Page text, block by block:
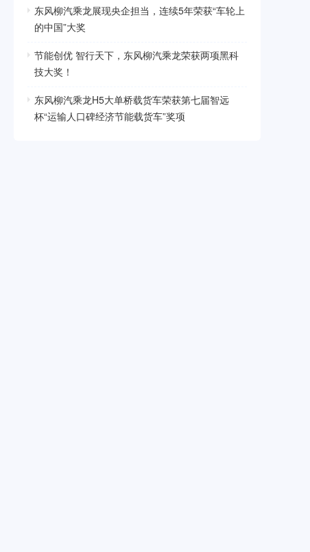
东风柳汽乘龙展现央企担当，连续5年荣获“车轮上
的中国”大奖
节能创优 智行天下，东风柳汽乘龙荣获两项黑科
技大奖！
东风柳汽乘龙H5大单桥载货车荣获第七届智远
杯“运输人口碑经济节能载货车”奖项